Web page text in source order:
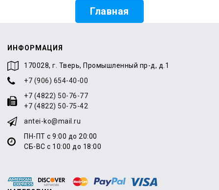
Главная
ИНФОРМАЦИЯ
170028, г. Тверь, Промышленный пр-д, д.1
+7 (906) 654-40-00
+7 (4822) 50-76-77
+7 (4822) 50-75-42
antei-ko@mail.ru
ПН-ПТ с 9:00 до 20:00
СБ-ВС с 10:00 до 18:00